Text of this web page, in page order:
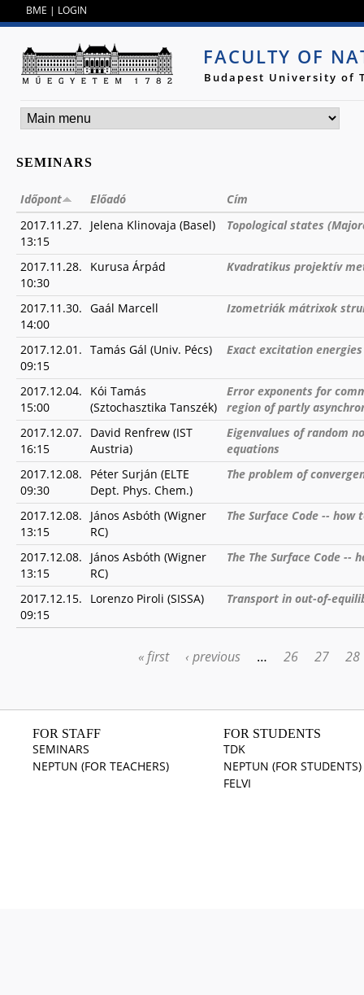
BME | LOGIN
FACULTY OF
Budapest University of
SEMINARS
Időpont Előadó
Cím
2017.11.27.
13:15
Jelena Klinovaja (Basel) Topological states
2017.11.28.
10:30
Kurusa Árpád Kvadratikus projektív
2017.11.30.
14:00
Gaál Marcell Izometriák mátrixok
2017.12.01.
09:15
Tamás Gál (Univ. Pécs) Exact excitation
2017.12.04.
15:00
Kói Tamás
(Sztochasztika Tanszék)
Error exponents for
region of partly
2017.12.07.
16:15
David Renfrew (IST
Austria)
Eigenvalues of random
equations
2017.12.08.
09:30
Péter Surján (ELTE
Dept. Phys. Chem.)
The problem of
2017.12.08.
13:15
János Asbóth (Wigner
RC)
The Surface Code --
2017.12.08.
13:15
János Asbóth (Wigner
RC)
The The Surface Code
2017.12.15.
09:15
Lorenzo Piroli (SISSA) Transport in out-of-
« first ‹ previous … 26 27 28
FOR STAFF
SEMINARS
NEPTUN (FOR TEACHERS)
FOR STUDENTS
TDK
NEPTUN (FOR STUDENTS)
FELVI